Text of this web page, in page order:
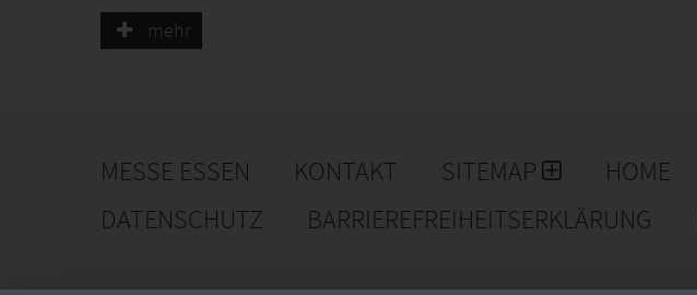
mehr
MESSE ESSEN KONTAKT SITEMAP HOME
DATENSCHUTZ
BARRIEREFREIHEITSERKLÄRUNG